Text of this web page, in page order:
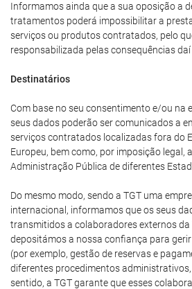
Informamos ainda que a sua oposição a
tratamentos poderá impossibilitar a
serviços ou produtos contratados, pelo
responsabilizada pelas consequências daí
Destinatários
Com base no seu consentimento e/ou na
seus dados poderão ser comunicados a
serviços contratados localizadas fora do
Europeu, bem como, por imposição legal,
Administração Pública de diferentes
Do mesmo modo, sendo a TGT uma
internacional, informamos que os seus
transmitidos a colaboradores externos da
depositámos a nossa confiança para
(por exemplo, gestão de reservas e
diferentes procedimentos
sentido, a TGT garante que esses